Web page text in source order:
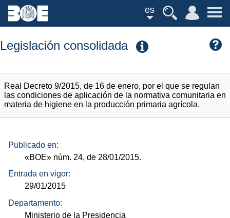
es
Legislación consolidada
Real Decreto 9/2015, de 16 de enero, por el que se regulan
las condiciones de aplicación de la normativa comunitaria en
materia de higiene en la producción primaria agrícola.
Publicado en:
«BOE» núm. 24, de 28/01/2015.
Entrada en vigor:
29/01/2015
Departamento:
Ministerio de la Presidencia